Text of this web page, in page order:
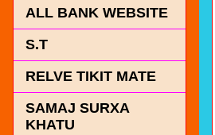
ALL BANK WEBSITE
S.T
RELVE TIKIT MATE
SAMAJ SURXA
KHATU